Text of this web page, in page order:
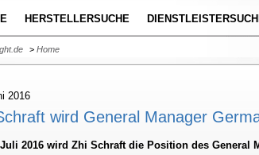
HERSTELLERSUCHE
> Home
2016
wird General Manager
2016 wird Zhi Schraft die Position des General